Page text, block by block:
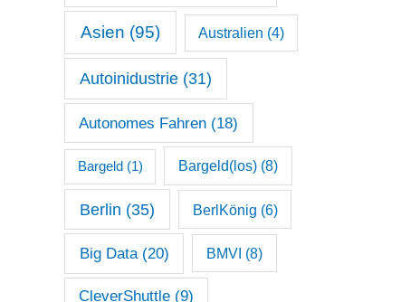
a
h
Asien (95) Australien (4)
Autoinidustrie(31)
Autonomes Fahren (18)
Bargeld (1) Bargeld(los)(8)
Berlin (35) BerlKönig (6)
Big Data(20) BMVI (8)
CleverShuttle(9)